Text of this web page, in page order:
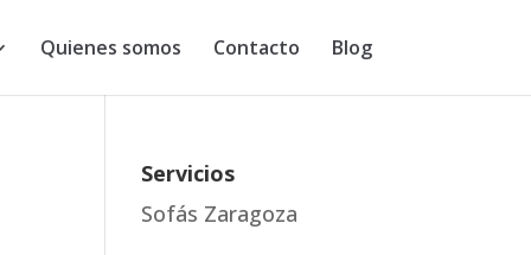
Quienes somos Contacto Blog
Servicios
Sofás Zaragoza